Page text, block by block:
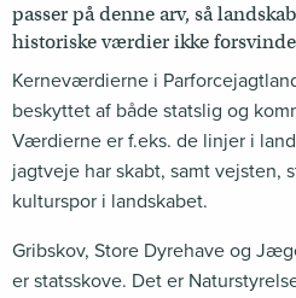
passer på denne arv, så
historiske værdier ikke
Kerneværdierne i
beskyttet af både statslig og
Værdierne er f.eks. de linjer i
jagtveje har skabt, samt vejsten,
kulturspor i landskabet.
Gribskov, Store Dyrehave og
er statsskove. Det er